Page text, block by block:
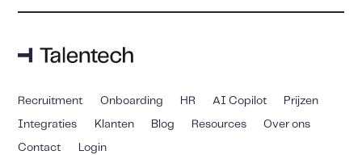
Recruitment Onboarding HR AI Copilot Prijzen
Integraties Klanten Blog Resources Over ons
Contact Login